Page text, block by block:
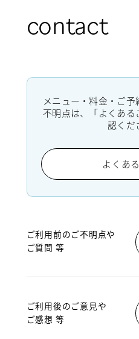
contact
メニュー・料金・ご
不明点は、「よくあ
認くだ
よくあ
ご利用前のご不明点や
ご質問 等
ご利用後のご意見や
ご感想 等